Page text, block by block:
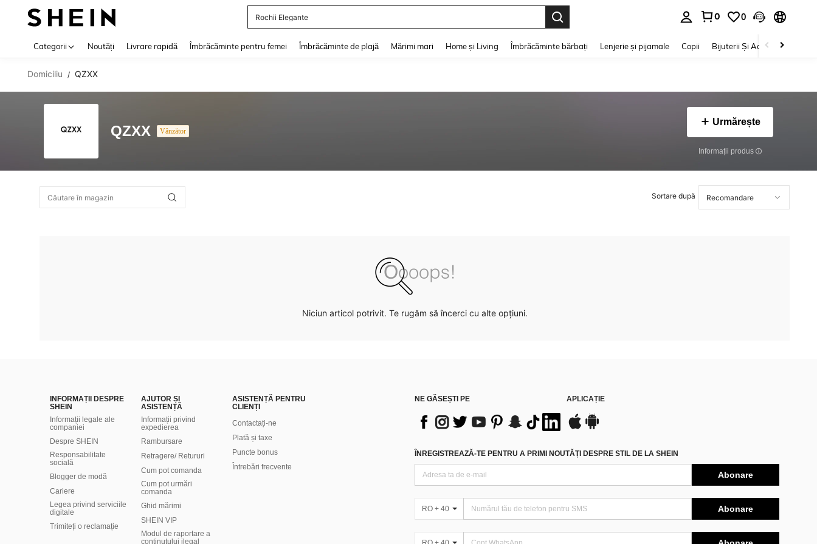
Rochii Elegante
0 0
Categorii Noutăți Livrare rapidă Îmbrăcăminte pentru femei Îmbrăcăminte de plajă Mărimi mari Home și Living Îmbrăcăminte bărbați Lenjerie și pijamale Copii Bijuterii Și Accesorii
Domiciliu / QZXX
QZXX Vânzător
Urmărește
Informații produs
Sortare după
Niciun articol potrivit. Te rugăm să încerci cu alte opțiuni.
INFORMAȚII DESPRE
SHEIN
Informații legale ale
companiei
Despre SHEIN
Responsabilitate
socială
Blogger de modă
Cariere
Legea privind serviciile
digitale
Trimiteți o reclamație
AJUTOR ȘI
ASISTENȚĂ
Informații privind
expedierea
Rambursare
Retragere/ Retururi
Cum pot comanda
Cum pot urmări
comanda
Ghid mărimi
SHEIN VIP
Modul de raportare a
conținutului ilegal
ASISTENȚĂ PENTRU
CLIENȚI
Contactați-ne
Plată și taxe
Puncte bonus
Întrebări frecvente
NE GĂSEȘTI PE APLICAȚIE
ÎNREGISTREAZĂ-TE PENTRU A PRIMI NOUTĂȚI DESPRE STIL DE LA SHEIN
Abonare
RO + 40 Abonare